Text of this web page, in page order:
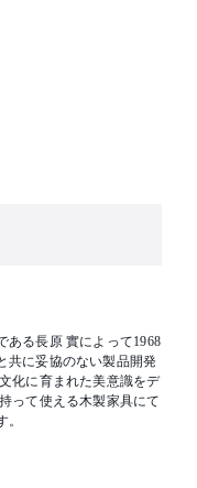
ある長原 實によって1968
共に妥協のない製品開発
化に育まれた美意識をデ
って使える木製家具にて